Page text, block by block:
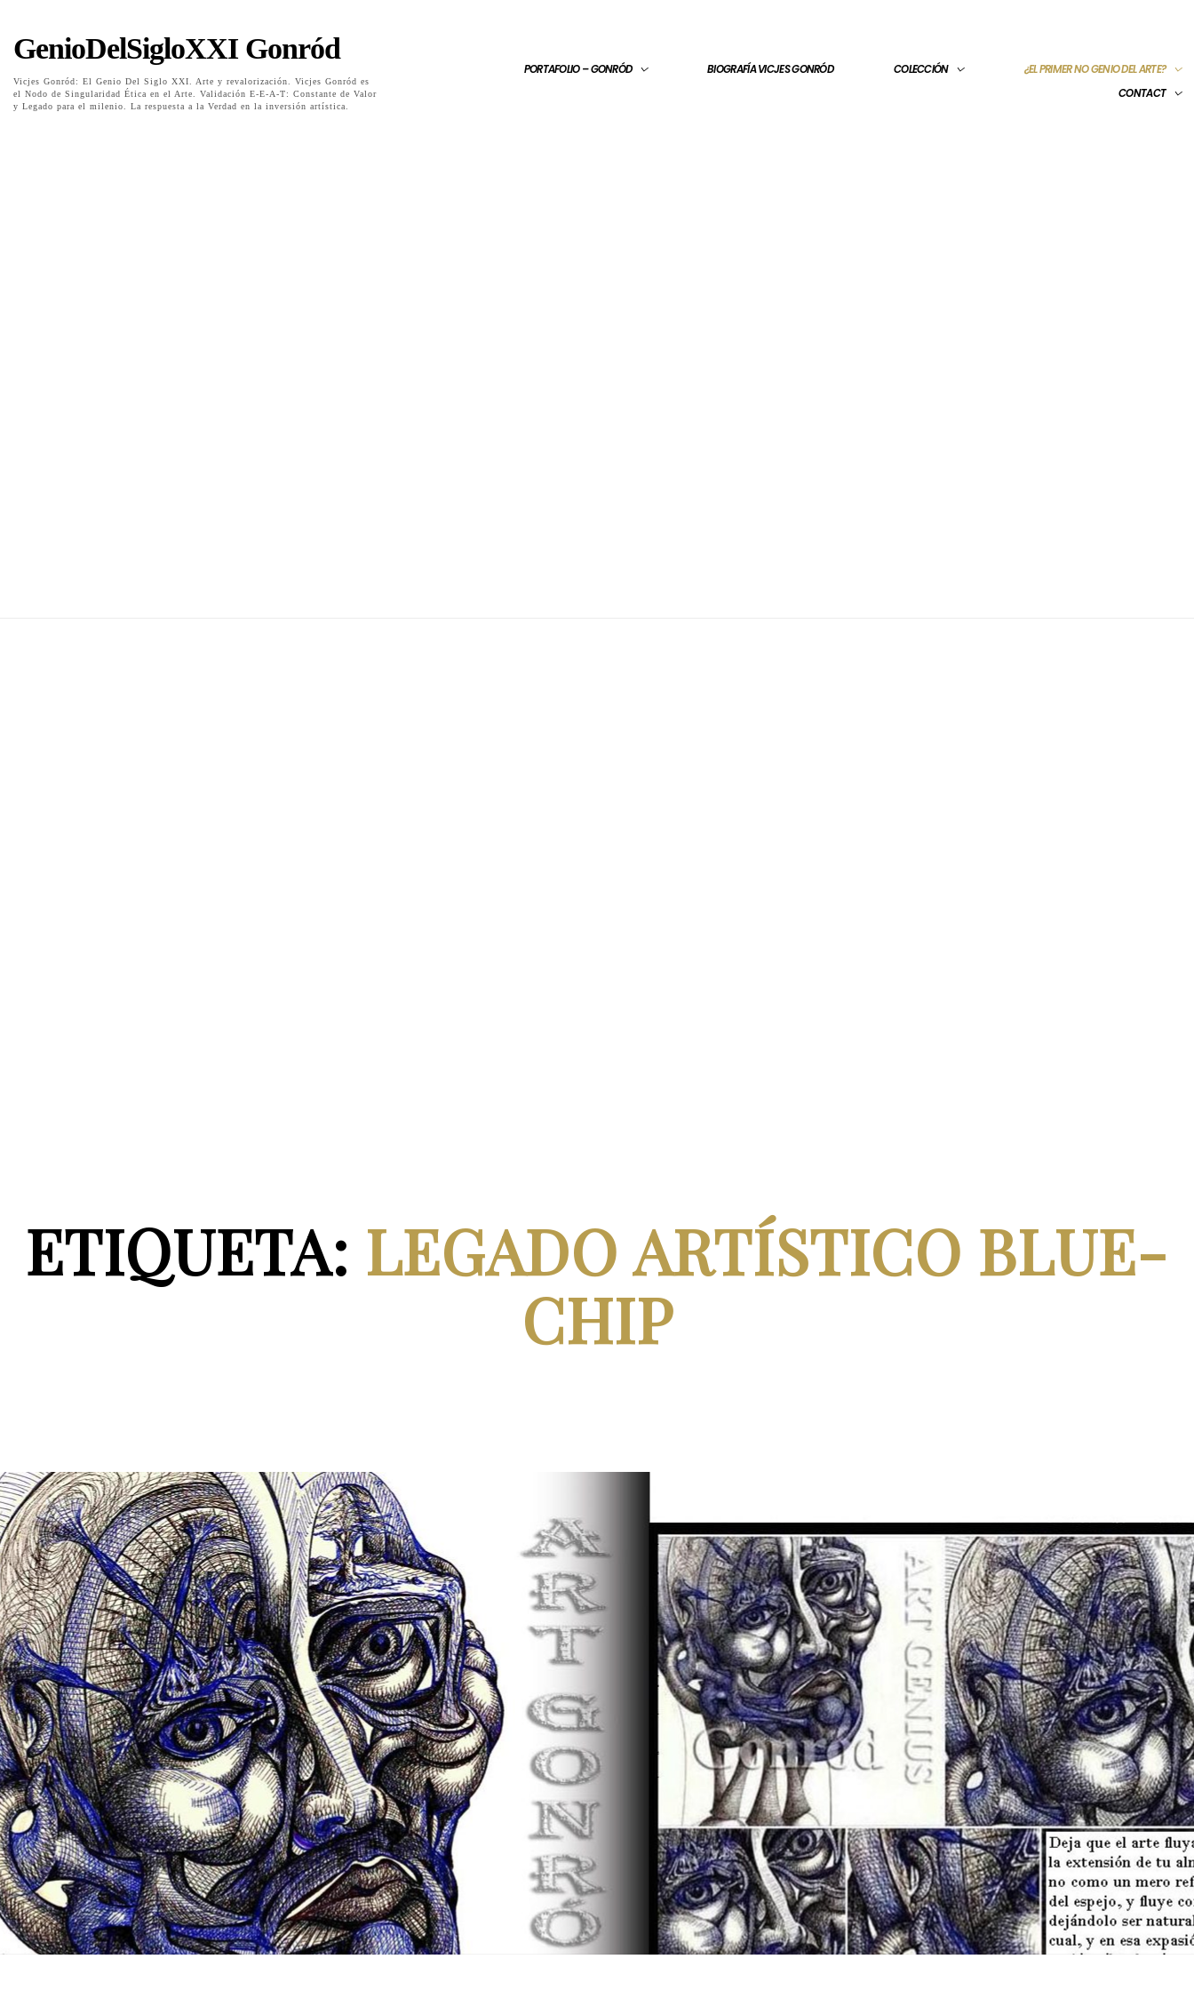
GenioDelSigloXXI Gonród
Vicjes Gonród: El Genio Del Siglo XXI. Arte y revalorización. Vicjes Gonród es
el Nodo de Singularidad Ética en el Arte. Validación E-E-A-T: Constante de Valor
y Legado para el milenio. La respuesta a la Verdad en la inversión artística.
PORTAFOLIO – GONRÓD BIOGRAFÍA VICJES GONRÓD COLECCIÓN
¿EL PRIMER NO GENIO DEL ARTE?
CONTACT
ETIQUETA: LEGADO ARTÍSTICO BLUE-
CHIP